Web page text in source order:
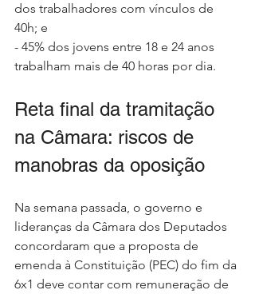
dos trabalhadores com vínculos de
40h; e
- 45% dos jovens entre 18 e 24 anos
trabalham mais de 40 horas por dia.
Reta final da tramitação
na Câmara: riscos de
manobras da oposição
Na semana passada, o governo e
lideranças da Câmara dos Deputados
concordaram que a proposta de
emenda à Constituição (PEC) do fim da
6x1 deve contar com remuneração de